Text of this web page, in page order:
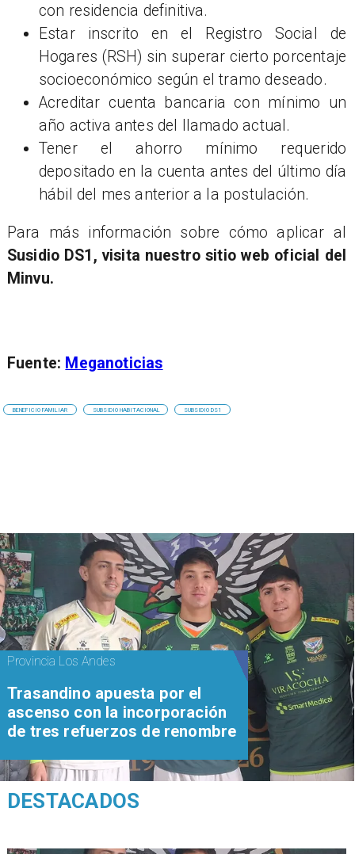
con residencia definitiva.
Estar inscrito en el Registro Social de
Hogares (RSH) sin superar cierto porcentaje
socioeconómico según el tramo deseado.
Acreditar cuenta bancaria con mínimo un
año activa antes del llamado actual.
Tener el ahorro mínimo requerido
depositado en la cuenta antes del último día
hábil del mes anterior a la postulación.
Para más información sobre cómo aplicar al
Susidio DS1, visita nuestro sitio web oficial del
Minvu.
Fuente: Meganoticias
BENEFICIO FAMILIAR SUBSIDIO HABITACIONAL SUBSIDIO DS1
Provincia Los Andes
Trasandino apuesta por el
ascenso con la incorporación
de tres refuerzos de renombre
DESTACADOS